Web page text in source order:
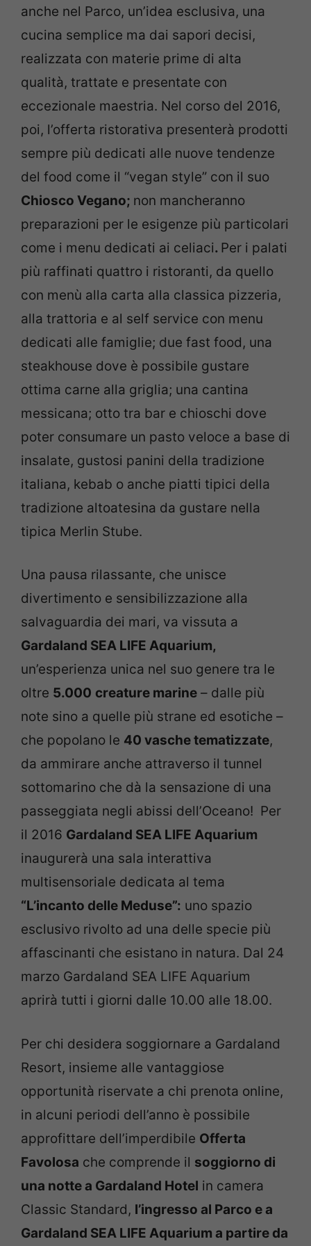
anche nel Parco, un’idea esclusiva, una
cucina semplice ma dai sapori decisi,
realizzata con materie prime di alta
qualità, trattate e presentate con
eccezionale maestria. Nel corso del 2016,
poi, l’offerta ristorativa presenterà prodotti
sempre più dedicati alle nuove tendenze
del food come il “vegan style” con il suo
Chiosco Vegano; non mancheranno
preparazioni per le esigenze più particolari
come i menu dedicati ai celiaci. Per i palati
più raffinati quattro i ristoranti, da quello
con menù alla carta alla classica pizzeria,
alla trattoria e al self service con menu
dedicati alle famiglie; due fast food, una
steakhouse dove è possibile gustare
ottima carne alla griglia; una cantina
messicana; otto tra bar e chioschi dove
poter consumare un pasto veloce a base di
insalate, gustosi panini della tradizione
italiana, kebab o anche piatti tipici della
tradizione altoatesina da gustare nella
tipica Merlin Stube.
Una pausa rilassante, che unisce
divertimento e sensibilizzazione alla
salvaguardia dei mari, va vissuta a
Gardaland SEA LIFE Aquarium,
un’esperienza unica nel suo genere tra le
oltre 5.000 creature marine – dalle più
note sino a quelle più strane ed esotiche –
che popolano le 40 vasche tematizzate,
da ammirare anche attraverso il tunnel
sottomarino che dà la sensazione di una
passeggiata negli abissi dell’Oceano! Per
il 2016 Gardaland SEA LIFE Aquarium
inaugurerà una sala interattiva
multisensoriale dedicata al tema
“L’incanto delle Meduse”: uno spazio
esclusivo rivolto ad una delle specie più
affascinanti che esistano in natura. Dal 24
marzo Gardaland SEA LIFE Aquarium
aprirà tutti i giorni dalle 10.00 alle 18.00.
Per chi desidera soggiornare a Gardaland
Resort, insieme alle vantaggiose
opportunità riservate a chi prenota online,
in alcuni periodi dell’anno è possibile
approfittare dell’imperdibile Offerta
Favolosa che comprende il soggiorno di
una notte a Gardaland Hotel in camera
Classic Standard, l’ingresso al Parco e a
Gardaland SEA LIFE Aquarium a partire da